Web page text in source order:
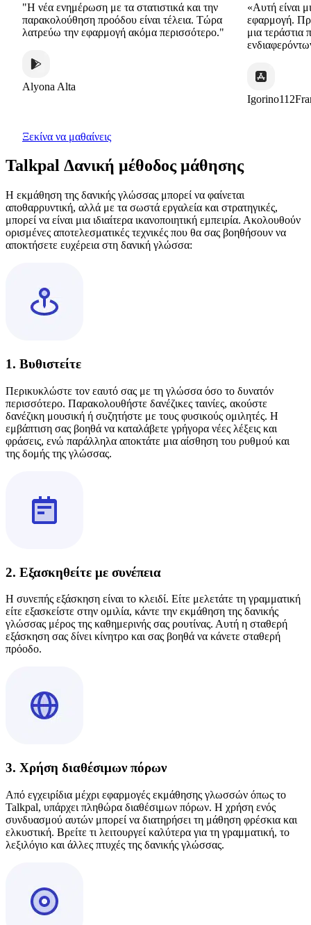
"Η νέα ενημέρωση με τα στατιστικά και την
παρακολούθηση προόδου είναι τέλεια. Τώρα
λατρεύω την εφαρμογή ακόμα περισσότερο."
Alyona Alta
«Αυτή είναι μια
εφαρμογή.
μια τεράστια
ενδιαφερόντων
Igorino112France
Ξεκίνα να μαθαίνεις
Talkpal Δανική μέθοδος μάθησης
Η εκμάθηση της δανικής γλώσσας μπορεί να φαίνεται
αποθαρρυντική, αλλά με τα σωστά εργαλεία και στρατηγικές,
μπορεί να είναι μια ιδιαίτερα ικανοποιητική εμπειρία. Ακολουθούν
ορισμένες αποτελεσματικές τεχνικές που θα σας βοηθήσουν να
αποκτήσετε ευχέρεια στη δανική γλώσσα:
1. Βυθιστείτε
Περικυκλώστε τον εαυτό σας με τη γλώσσα όσο το δυνατόν
περισσότερο. Παρακολουθήστε δανέζικες ταινίες, ακούστε
δανέζικη μουσική ή συζητήστε με τους φυσικούς ομιλητές. Η
εμβάπτιση σας βοηθά να καταλάβετε γρήγορα νέες λέξεις και
φράσεις, ενώ παράλληλα αποκτάτε μια αίσθηση του ρυθμού και
της δομής της γλώσσας.
2. Εξασκηθείτε με συνέπεια
Η συνεπής εξάσκηση είναι το κλειδί. Είτε μελετάτε τη γραμματική
είτε εξασκείστε στην ομιλία, κάντε την εκμάθηση της δανικής
γλώσσας μέρος της καθημερινής σας ρουτίνας. Αυτή η σταθερή
εξάσκηση σας δίνει κίνητρο και σας βοηθά να κάνετε σταθερή
πρόοδο.
3. Χρήση διαθέσιμων πόρων
Από εγχειρίδια μέχρι εφαρμογές εκμάθησης γλωσσών όπως το
Talkpal, υπάρχει πληθώρα διαθέσιμων πόρων. Η χρήση ενός
συνδυασμού αυτών μπορεί να διατηρήσει τη μάθηση φρέσκια και
ελκυστική. Βρείτε τι λειτουργεί καλύτερα για τη γραμματική, το
λεξιλόγιο και άλλες πτυχές της δανικής γλώσσας.